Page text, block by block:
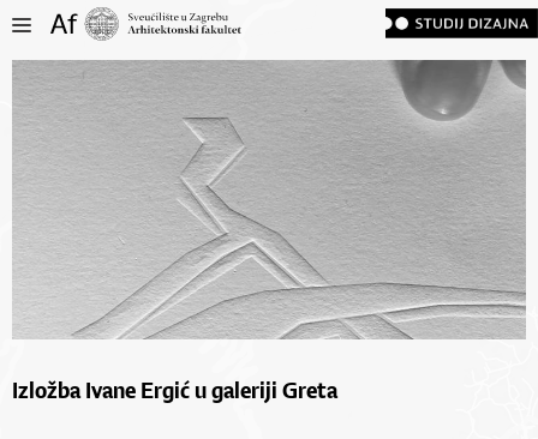
Izložba Ivane Ergić u galeriji Greta